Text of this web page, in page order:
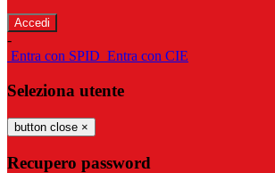
-
Entra con SPID Entra con CIE
Seleziona utente
button close ×
Recupero password